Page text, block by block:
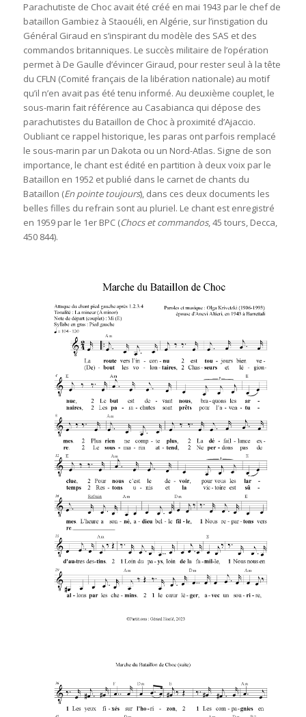
Parachutiste de Choc avait été créé en mai 1943 par le chef de
bataillon Gambiez à Staouéli, en Algérie, sur l’instigation du
Général Giraud en s’inspirant du modèle des SAS et des
commandos britanniques. Le succès militaire de l’opération
permet à De Gaulle d’évincer Giraud, pour rester seul à la tête
du CFLN (Comité français de la libération nationale) au motif
qu’il n’en avait pas été tenu informé. Au deuxième couplet, le
sous-marin fait référence au Casabianca qui dépose des
parachutistes du Bataillon de Choc à proximité d’Ajaccio.
Oubliant ce rappel historique, les paras ont parfois remplacé
le sous-marin par un Dakota ou un Nord-Atlas. Signe de son
importance, le chant est édité en partition à deux voix par le
Bataillon en 1952 et publié dans le carnet de chants du
Bataillon (En pointe toujours), dans ces deux documents les
belles filles du refrain sont au pluriel. Le chant est enregistré
en 1959 par le 1er BPC (Chocs et commandos, 45 tours, Decca,
450 844).